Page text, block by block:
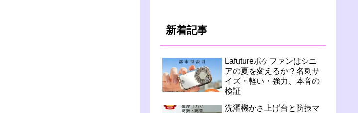
新着記事
Lafutureポケファンはシニ
アの夏を変えるか？名刺サ
イズ・軽い・強力、本音の
検証
洗濯機かさ上げ台と防振マ